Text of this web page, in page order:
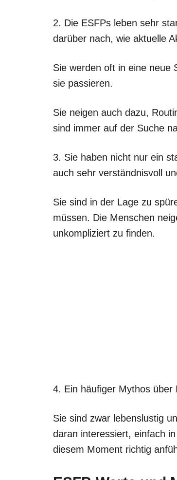
2. Die ESFPs leben sehr
darüber nach, wie aktuelle
Sie werden oft in eine neue
sie passieren.
Sie neigen auch dazu,
sind immer auf der Suche
3. Sie haben nicht nur ein
auch sehr verständnisvoll
Sie sind in der Lage zu
müssen. Die Menschen
unkompliziert zu finden.
4. Ein häufiger Mythos über
Sie sind zwar lebenslustig
daran interessiert, einfach
diesem Moment richtig